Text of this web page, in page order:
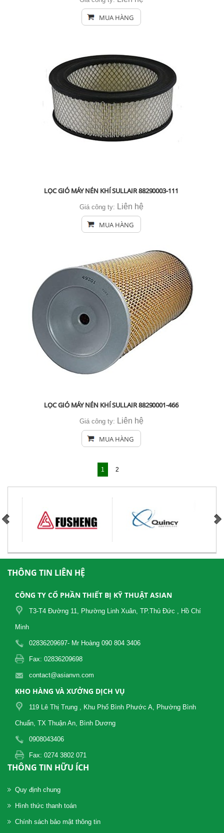
MUA HÀNG
LỌC GIÓ MÁY NÉN KHÍ SULLAIR 88290003-111
Giá công ty: Liên hệ
MUA HÀNG
LỌC GIÓ MÁY NÉN KHÍ SULLAIR 88290001-466
Giá công ty: Liên hệ
MUA HÀNG
1 2
THÔNG TIN LIÊN HỆ
CÔNG TY CỔ PHẦN THIẾT BỊ KỸ THUẬT ASIAN
T3-T4 Đường 11, Phường Linh Xuân, TP.Thủ Đức , Hồ Chí
Minh
02836209697- Mr Hoàng 090 804 3406
Fax: 02836209698
contact@asianvn.com
KHO HÀNG VÀ XƯỞNG DỊCH VỤ
119 Lê Thị Trung , Khu Phố Bình Phước A, Phường Bình
Chuẩn, TX Thuận An, Bình Dương
0908043406
Fax: 0274 3802 071
THÔNG TIN HỮU ÍCH
Quy định chung
Hình thức thanh toán
Chính sách bảo mật thông tin